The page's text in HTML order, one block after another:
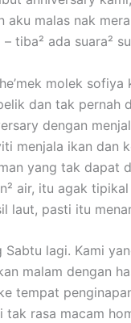
malas nak
tiba² ada suara²
molek
dan tak pernah
dengan
menjala ikan dan
yang tak dapat
air, itu agak
laut, pasti itu
lagi. Kami
malam dengan
tempat
rasa macam